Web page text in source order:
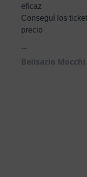
eficaz
Conseguí los
precio
...
Belisario Mocchi